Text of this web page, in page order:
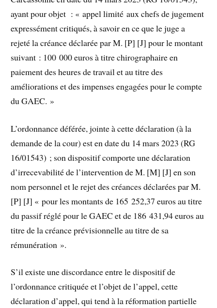
ayant pour objet : « appel limité aux chefs de jugement
expressément critiqués, à savoir en ce que le juge a
rejeté la créance déclarée par M. [P] [J] pour le montant
suivant : 100 000 euros à titre chirographaire en
paiement des heures de travail et au titre des
améliorations et des impenses engagées pour le compte
du GAEC. »
L’ordonnance déférée, jointe à cette déclaration (à la
demande de la cour) est en date du 14 mars 2023 (RG
16/01543) ; son dispositif comporte une déclaration
d’irrecevabilité de l’intervention de M. [M] [J] en son
nom personnel et le rejet des créances déclarées par M.
[P] [J] « pour les montants de 165 252,37 euros au titre
du passif réglé pour le GAEC et de 186 431,94 euros au
titre de la créance prévisionnelle au titre de sa
rémunération ».
S’il existe une discordance entre le dispositif de
l’ordonnance critiquée et l’objet de l’appel, cette
déclaration d’appel, qui tend à la réformation partielle